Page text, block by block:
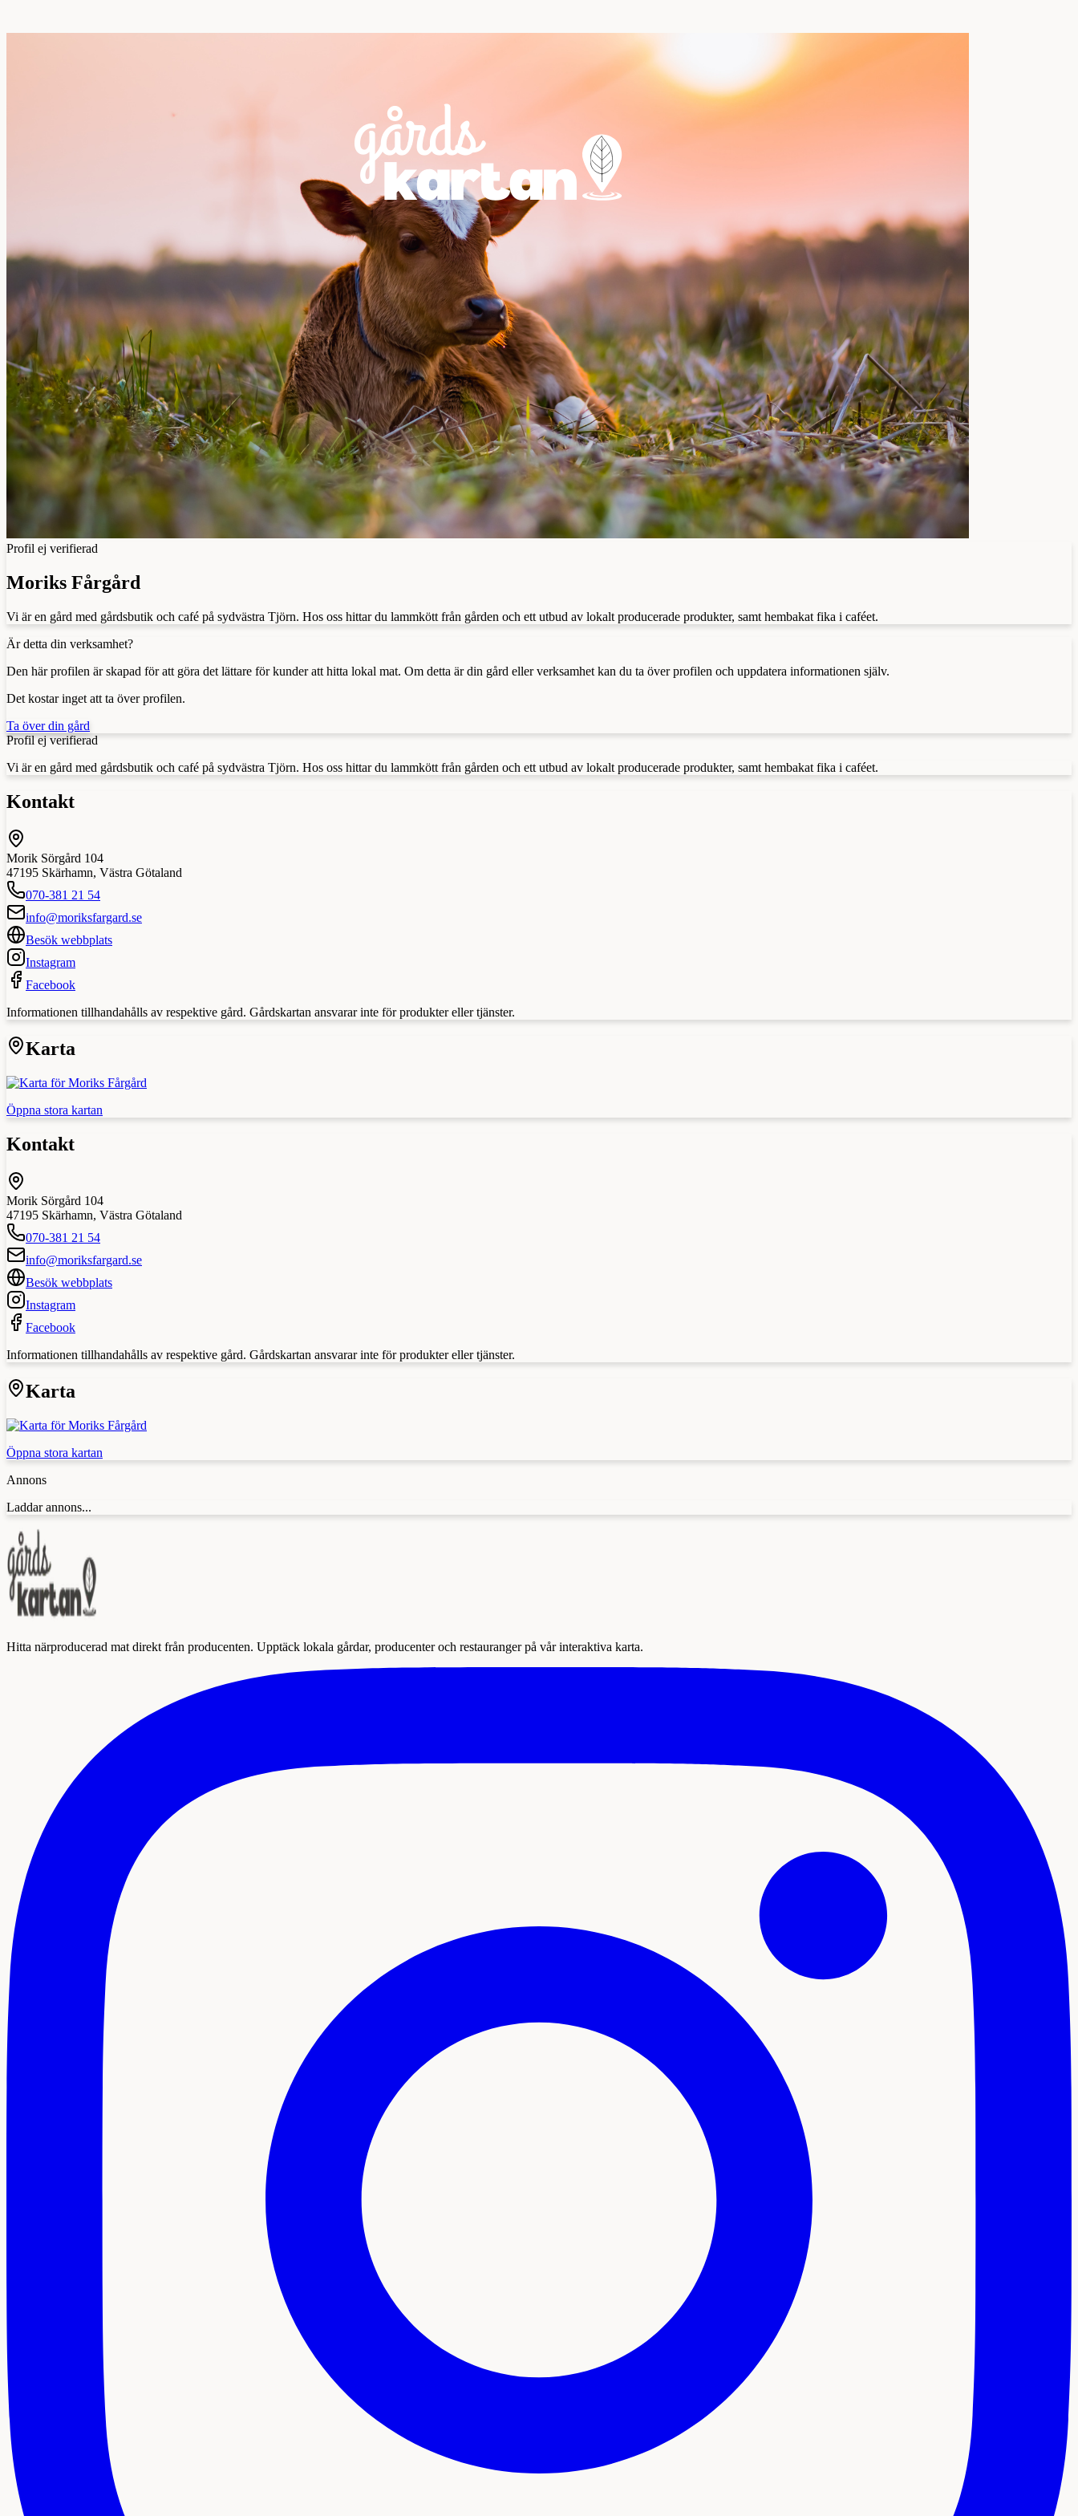
Profil ej verifierad
Moriks Fårgård
Vi är en gård med gårdsbutik och café på sydvästra Tjörn. Hos oss hittar du lammkött från gården och ett utbud av lokalt producerade produkter, samt hembakat fika i caféet.
Är detta din verksamhet?
Den här profilen är skapad för att göra det lättare för kunder att hitta lokal mat. Om detta är din gård eller verksamhet kan du ta över profilen och uppdatera informationen själv.
Det kostar inget att ta över profilen.
Ta över din gård
Profil ej verifierad
Vi är en gård med gårdsbutik och café på sydvästra Tjörn. Hos oss hittar du lammkött från gården och ett utbud av lokalt producerade produkter, samt hembakat fika i caféet.
Kontakt
Morik Sörgård 104
47195 Skärhamn, Västra Götaland
070-381 21 54
info@moriksfargard.se
Besök webbplats
Instagram
Facebook
Informationen tillhandahålls av respektive gård. Gårdskartan ansvarar inte för produkter eller tjänster.
Karta
Öppna stora kartan
Kontakt
Morik Sörgård 104
47195 Skärhamn, Västra Götaland
070-381 21 54
info@moriksfargard.se
Besök webbplats
Instagram
Facebook
Informationen tillhandahålls av respektive gård. Gårdskartan ansvarar inte för produkter eller tjänster.
Karta
Öppna stora kartan
Annons
Laddar annons...
Hitta närproducerad mat direkt från producenten. Upptäck lokala gårdar, producenter och restauranger på vår interaktiva karta.